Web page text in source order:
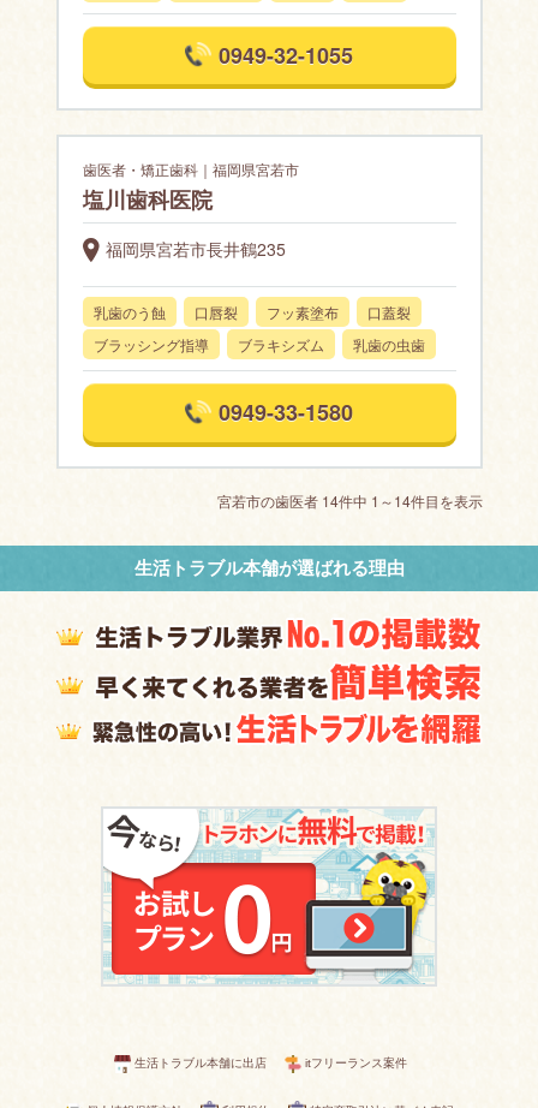
0949-32-1055
歯医者・矯正歯科｜福岡県宮若市
塩川歯科医院
福岡県宮若市長井鶴235
乳歯のう蝕 口唇裂 フッ素塗布
口蓋裂
ブラッシング指導
ブラキシズム 乳歯の虫歯
0949-33-1580
宮若市の歯医者 14件中 1～14件目を表示
生活トラブル本舗が選ばれる理由
生活トラブル本舗に出店 itフリーランス案件